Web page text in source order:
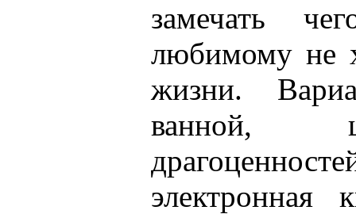
замечать
любимому не
жизни.
ванной,
электронная